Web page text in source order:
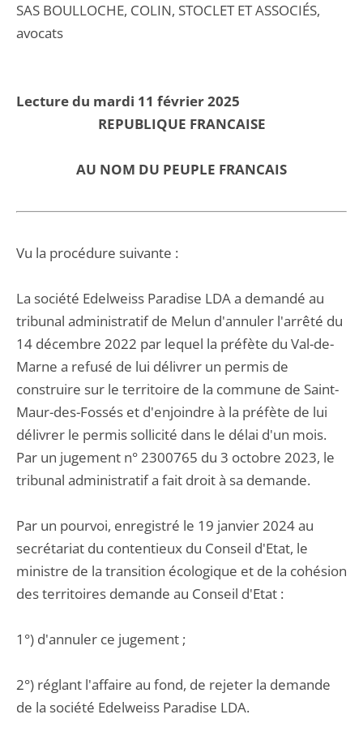
SAS BOULLOCHE, COLIN, STOCLET ET ASSOCIÉS,
avocats
Lecture du mardi 11 février 2025
REPUBLIQUE FRANCAISE
AU NOM DU PEUPLE FRANCAIS
Vu la procédure suivante :
La société Edelweiss Paradise LDA a demandé au
tribunal administratif de Melun d'annuler l'arrêté du
14 décembre 2022 par lequel la préfète du Val-de-
Marne a refusé de lui délivrer un permis de
construire sur le territoire de la commune de Saint-
Maur-des-Fossés et d'enjoindre à la préfète de lui
délivrer le permis sollicité dans le délai d'un mois.
Par un jugement n° 2300765 du 3 octobre 2023, le
tribunal administratif a fait droit à sa demande.
Par un pourvoi, enregistré le 19 janvier 2024 au
secrétariat du contentieux du Conseil d'Etat, le
ministre de la transition écologique et de la cohésion
des territoires demande au Conseil d'Etat :
1°) d'annuler ce jugement ;
2°) réglant l'affaire au fond, de rejeter la demande
de la société Edelweiss Paradise LDA.